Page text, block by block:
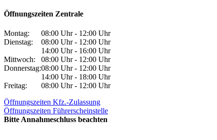
Öffnungszeiten Zentrale
Montag:
08:00 Uhr - 12:00 Uhr
Dienstag:
08:00 Uhr - 12:00 Uhr
14:00 Uhr - 16:00 Uhr
Mittwoch:
08:00 Uhr - 12:00 Uhr
Donnerstag:08:00 Uhr - 12:00 Uhr
14:00 Uhr - 18:00 Uhr
Freitag:
08:00 Uhr - 12:00 Uhr
Öffnungszeiten Kfz.-Zulassung
Öffnungszeiten Führerscheinstelle
Bitte Annahmeschluss beachten